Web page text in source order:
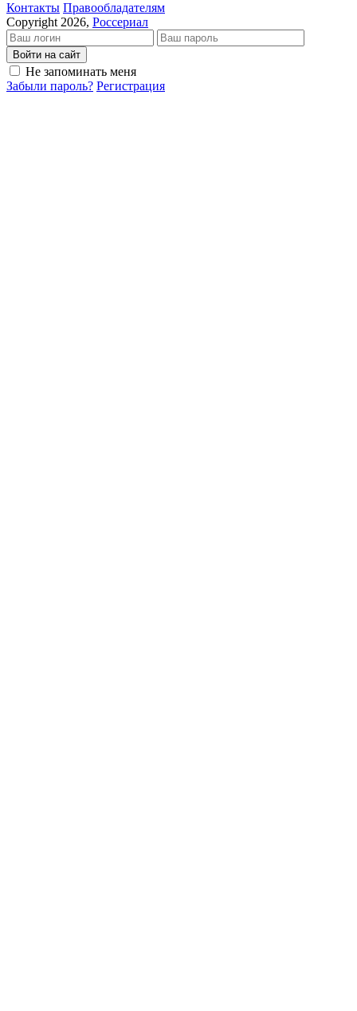
Кон­так­ты Пра­во­об­ла­да­те­лям
Copyright 2026, Россериал
Войти на сайт
Не запоминать меня
Забыли пароль? Регистрация